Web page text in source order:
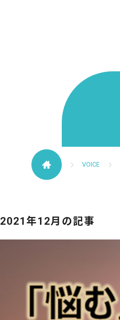
VOICE
2021年12月の記事